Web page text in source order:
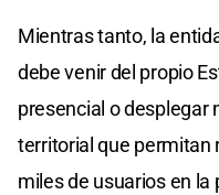
Mientras tanto, la
debe venir del propio
presencial o desplegar
territorial que permitan
miles de usuarios en la